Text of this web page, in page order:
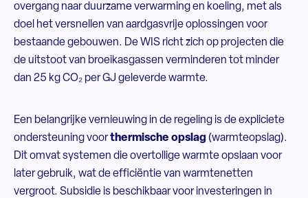
overgang naar duurzame verwarming en koeling, met als
doel het versnellen van aardgasvrije oplossingen voor
bestaande gebouwen. De WIS richt zich op projecten die
de uitstoot van broeikasgassen verminderen tot minder
dan 25 kg CO₂ per GJ geleverde warmte.
Een belangrijke vernieuwing in de regeling is de expliciete
ondersteuning voorthermische opslag (warmteopslag).
Dit omvat systemen die overtollige warmte opslaan voor
later gebruik, wat de efficiëntie van warmtenetten
vergroot. Subsidie is beschikbaar voor investeringen in